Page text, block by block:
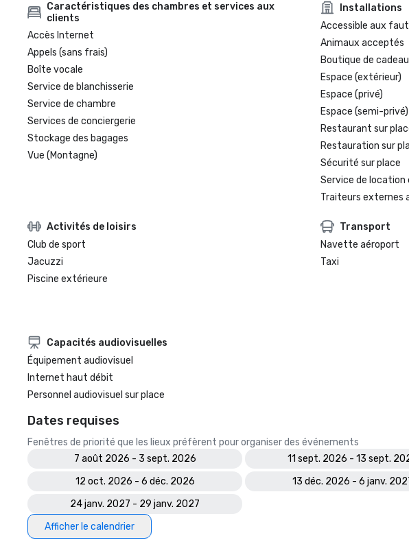
Caractéristiques des chambres et services aux
clients
Accès Internet
Appels (sans frais)
Boîte vocale
Service de blanchisserie
Service de chambre
Services de conciergerie
Stockage des bagages
Vue (Montagne)
Installations
Accessible aux
Animaux acceptés
Boutique de
Espace (extérieur)
Espace (privé)
Espace (semi-privé)
Restaurant sur
Restauration sur
Sécurité sur place
Service de location
Traiteurs externes
Activités de loisirs
Club de sport
Jacuzzi
Piscine extérieure
Transport
Navette aéroport
Taxi
Capacités audiovisuelles
Équipement audiovisuel
Internet haut débit
Personnel audiovisuel sur place
Dates requises
Fenêtres de priorité que les lieux préfèrent pour organiser des événements
7 août 2026 - 3 sept. 2026
11 sept. 2026 - 13 sept.
12 oct. 2026 - 6 déc. 2026
13 déc. 2026 - 6 janv.
24 janv. 2027 - 29 janv. 2027
Afficher le calendrier